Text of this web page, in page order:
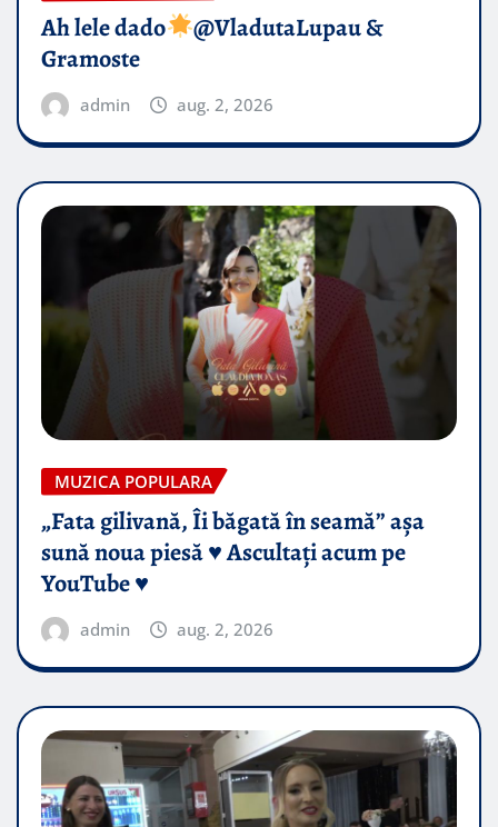
Ah lele dado​
@VladutaLupau &
Gramoste
admin aug. 2, 2026
MUZICA POPULARA
„Fata gilivană, Îi băgată în seamă” așa
sună noua piesă ♥️ Ascultați acum pe
YouTube ♥️
admin aug. 2, 2026